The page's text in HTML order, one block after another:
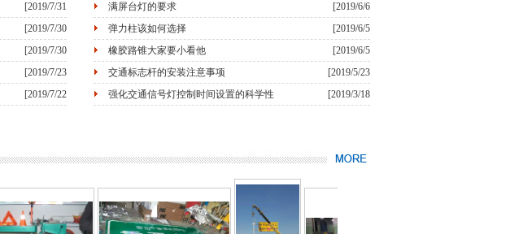
[2019/7/31
[2019/7/30
[2019/7/30
[2019/7/23
[2019/7/22
满屏台灯的要求
[2019/6/6
弹力柱该如何选择
[2019/6/5
橡胶路锥大家要小看他
[2019/6/5
交通标志杆的安装注意事项
[2019/5/23
强化交通信号灯控制时间设置的科学性
[2019/3/18